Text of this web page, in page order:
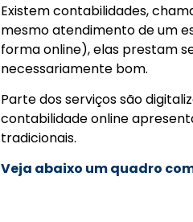
Existem contabilidades,
mesmo atendimento de um
forma online), elas prestam
necessariamente bom.
Parte dos serviços são
contabilidade online
tradicionais.
Veja abaixo um quadro